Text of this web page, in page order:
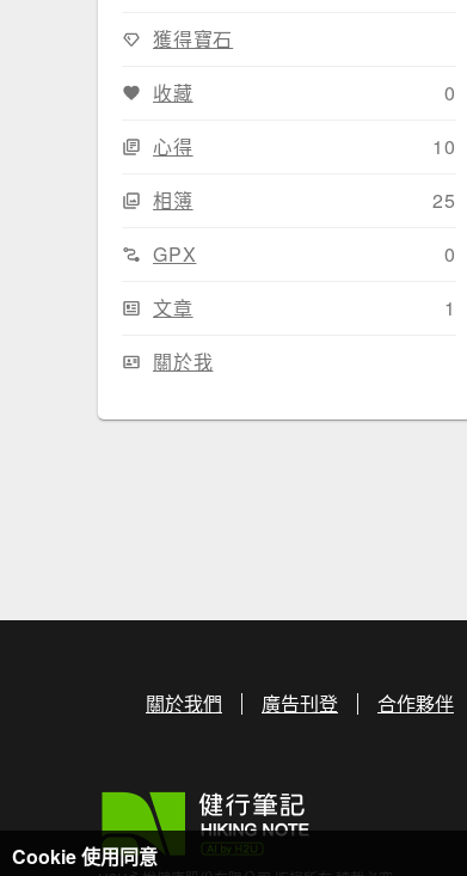
獲得寶石
收藏
0
心得
10
相簿
25
GPX
0
文章
1
關於我
關於我們 廣告刊登 合作夥伴
Cookie 使用同意